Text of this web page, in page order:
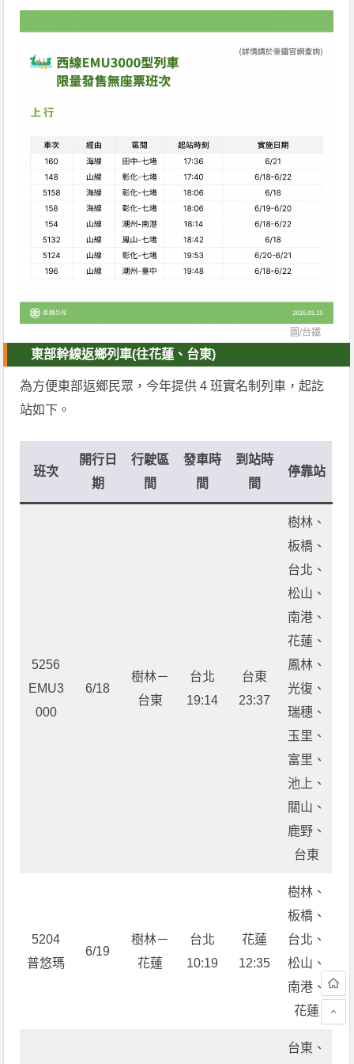
圖/台鐵
東部幹線返鄉列車(往花蓮、台東)
為方便東部返鄉民眾，今年提供 4 班實名制列車，起訖
站如下。
班次
開行日
期
行駛區
間
發車時
間
到站時
間
停靠站
5256
EMU3
000
6/18
樹林－
台東
台北
19:14
台東
23:37
樹林、
板橋、
台北、
松山、
南港、
花蓮、
鳳林、
光復、
瑞穗、
玉里、
富里、
池上、
關山、
鹿野、
台東
5204
普悠瑪
6/19
樹林－
花蓮
台北
10:19
花蓮
12:35
樹林、
板橋、
台北、
松山、
南港、
花蓮
台東、